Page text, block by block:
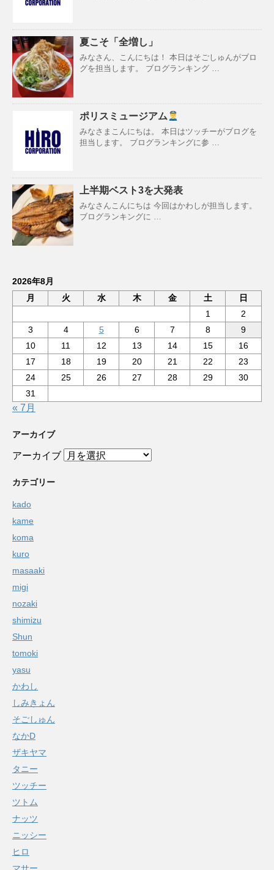
夏こそ「全増し」
みなさん、こんにちは！ 本日はそごしゅんがブロ
グを担当します。 ブログランキング …
ポリスミュージアム
みなさまこんにちは。 本日はツッチーがブログを
担当します。 ブログランキングに参 …
上半期ベスト3を大発表
みなさんこんにちは 今回はかわしが担当します。
ブログランキングに …
2026年8月
月
火 水 木 金 土
日
1
2
3
4 5 6 7 8
9
10
11 12 13 14 15
16
17
18 19 20 21 22
23
24
25 26 27 28 29
30
31
« 7月
アーカイブ
アーカイブ
カテゴリー
kado
kame
koma
kuro
masaaki
migi
nozaki
shimizu
Shun
tomoki
yasu
かわし
しみきょん
そごしゅん
なかD
ザキヤマ
タニー
ツッチー
ツトム
ナッツ
ニッシー
ヒロ